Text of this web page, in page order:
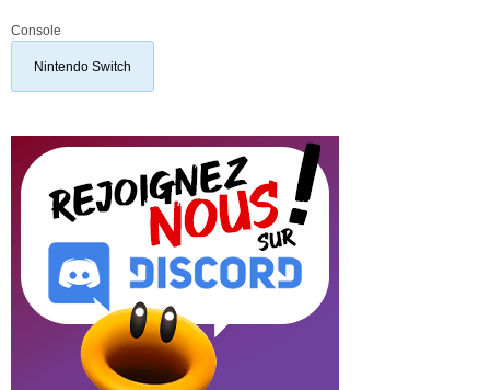
Console
Nintendo Switch